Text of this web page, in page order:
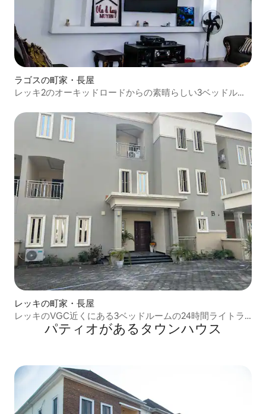
ラゴスの町家・長屋
レッキ2のオーキッドロードからの素晴らしい3ベッドルー
レッキの町家・長屋
レッキのVGC近くにある3ベッドルームの24時間ライトラ
ックスヴィラパティオがあるタウンハウス